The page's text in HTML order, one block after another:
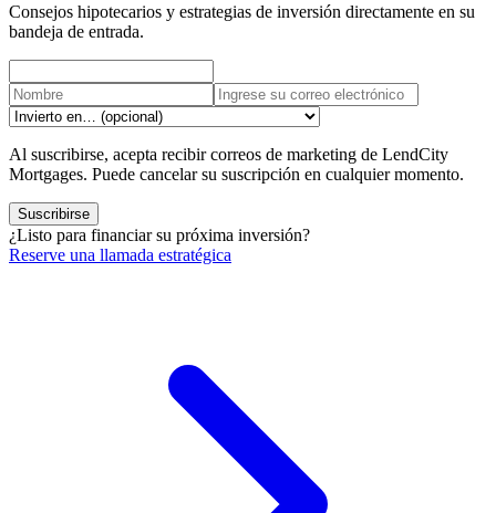
Consejos hipotecarios y estrategias de inversión directamente en su
bandeja de entrada.
Al suscribirse, acepta recibir correos de marketing de LendCity
Mortgages. Puede cancelar su suscripción en cualquier momento.
Suscribirse
¿Listo para financiar su próxima inversión?
Reserve una llamada estratégica